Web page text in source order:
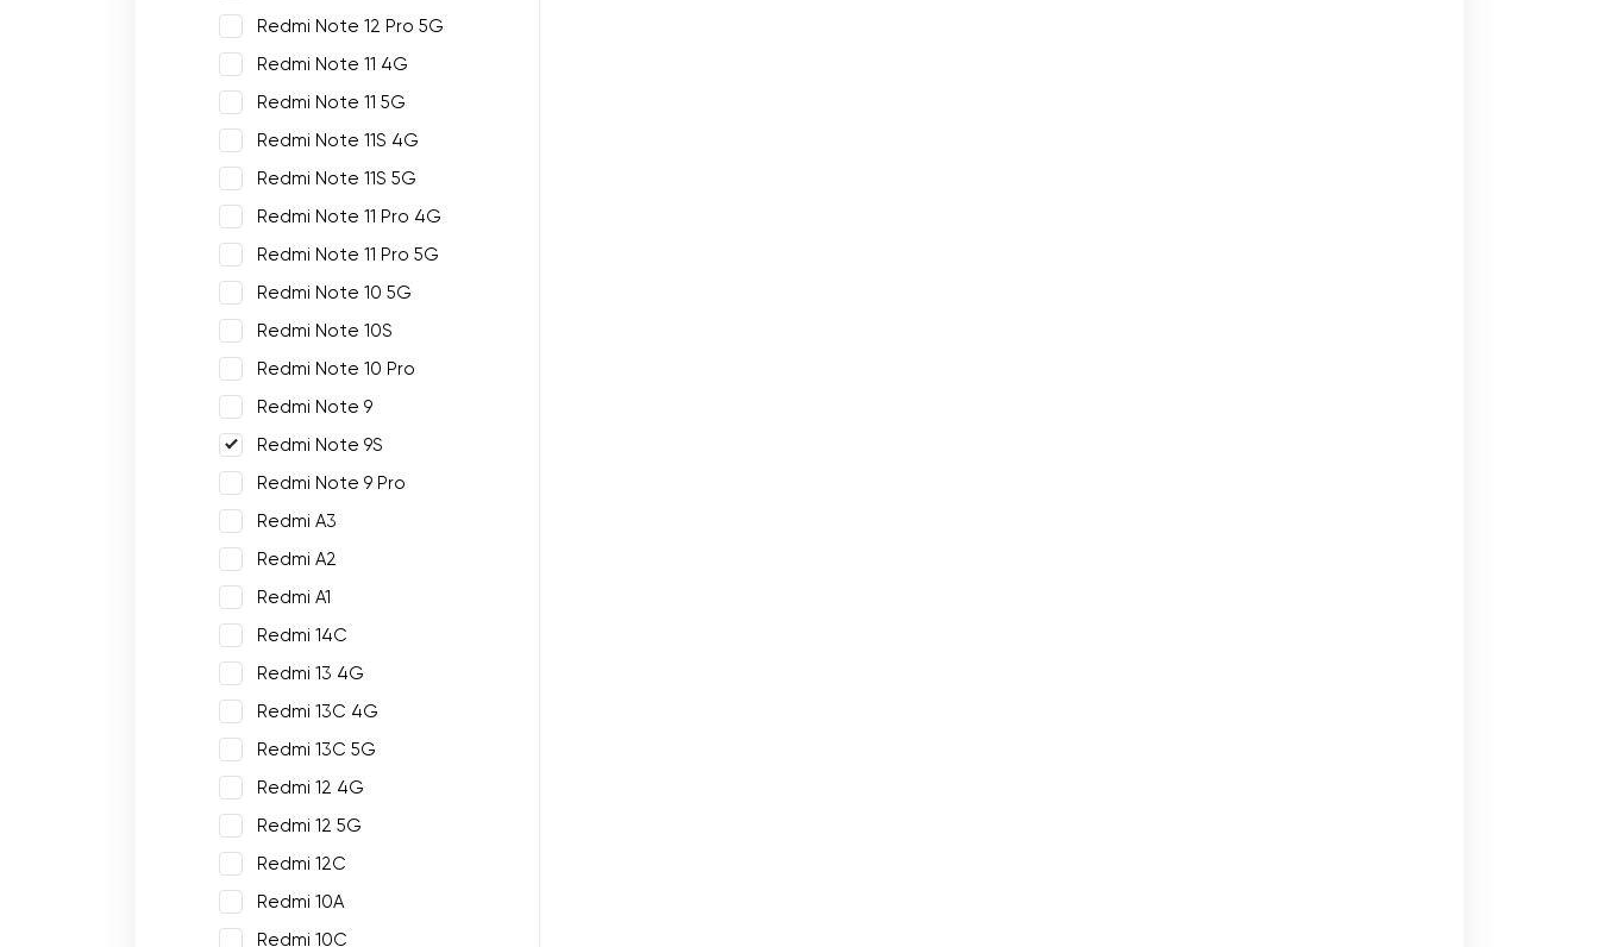
Redmi Note 12 Pro 5G
Redmi Note 11 4G
Redmi Note 11 5G
Redmi Note 11S 4G
Redmi Note 11S 5G
Redmi Note 11 Pro 4G
Redmi Note 11 Pro 5G
Redmi Note 10 5G
Redmi Note 10S
Redmi Note 10 Pro
Redmi Note 9
Redmi Note 9S
Redmi Note 9 Pro
Redmi A3
Redmi A2
Redmi A1
Redmi 14C
Redmi 13 4G
Redmi 13C 4G
Redmi 13C 5G
Redmi 12 4G
Redmi 12 5G
Redmi 12C
Redmi 10A
Redmi 10C